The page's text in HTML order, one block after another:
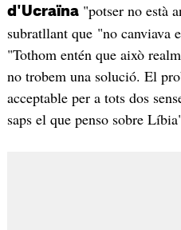
d'Ucraïna"potser no està
subratllant que "no canviava
"Tothom entén que això
no trobem una solució. El
acceptable per a tots dos
saps el que penso sobre